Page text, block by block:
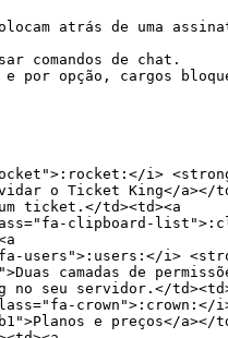
atrás de uma
comandos de chat.
por opção, cargos
i>
o Ticket King</
ticket.</td><td><a
class="fa-clipboard-
users">:users:</i>
camadas de
no seu servidor.</
crown">:crown:</
e preços</